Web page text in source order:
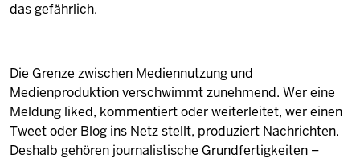
das gefährlich.
Die Grenze zwischen Mediennutzung und
Medienproduktion verschwimmt zunehmend. Wer eine
Meldung liked, kommentiert oder weiterleitet, wer einen
Tweet oder Blog ins Netz stellt, produziert Nachrichten.
Deshalb gehören journalistische Grundfertigkeiten –